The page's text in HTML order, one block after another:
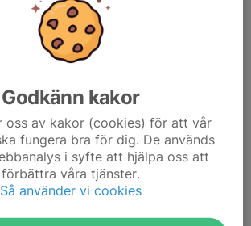
0 kommentarer
för anmälan till höstens barngymnastik hos
kl 15:00 öppnar anmälan.
Ölmstad IS hemsida.
is.se/
upp en...
Godkänn kakor
oss av kakor (cookies) för att vår
fungera bra för dig. De används
i syfte att hjälpa oss att
förbättra våra tjänster.
Så använder vi cookies